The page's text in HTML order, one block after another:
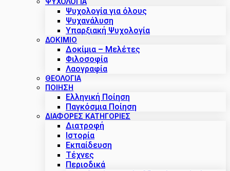
Ψυχολογία για όλους
Ψυχανάλυση
Υπαρξιακή Ψυχολογία
ΔΟΚΊΜΙΟ
Δοκίμια – Μελέτες
Φιλοσοφία
Λαογραφία
ΘΕΟΛΟΓΙΑ
ΠΟΙΗΣΗ
Ελληνική Ποίηση
Παγκόσμια Ποίηση
ΔΙΑΦΟΡΕΣ ΚΑΤΗΓΟΡΙΕΣ
Διατροφή
Ιστορία
Εκπαίδευση
Τέχνες
Περιοδικά